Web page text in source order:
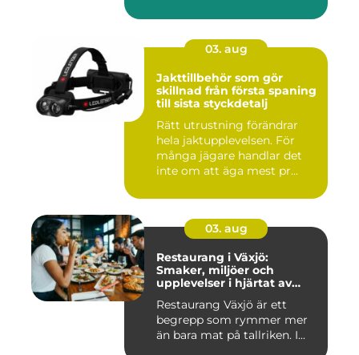
03. aug
Jakttillbehör som gör
skillnad från första spaning
till sista styckdetalj
Rätt utrustning förändrar
hela jaktupplevelsen. För
många jägare handlar det
inte om att äga mest pr...
03. aug
Restaurang i Växjö:
Smaker, miljöer och
upplevelser i hjärtat av
Restaurang Växjö är ett
begrepp som rymmer mer
än bara mat på tallriken. I...